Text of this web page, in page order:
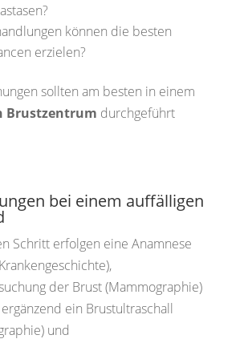
können die besten
erzielen?
sollten am besten in einem
Brustzentrum durchgeführt
bei einem auffälligen
Schritt erfolgen eine Anamnese
der Brust (Mammographie)
ein Brustultraschall
und